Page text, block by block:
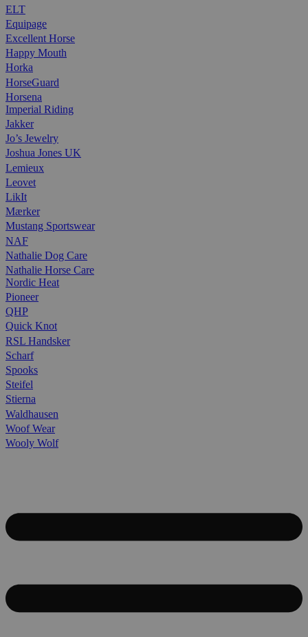
ELT
Equipage
Excellent Horse
Happy Mouth
Horka
HorseGuard
Horsena
Imperial Riding
Jakker
Jo’s Jewelry
Joshua Jones UK
Lemieux
Leovet
LikIt
Mærker
Mustang Sportswear
NAF
Nathalie Dog Care
Nathalie Horse Care
Nordic Heat
Pioneer
QHP
Quick Knot
RSL Handsker
Scharf
Spooks
Steifel
Stierna
Waldhausen
Woof Wear
Wooly Wolf